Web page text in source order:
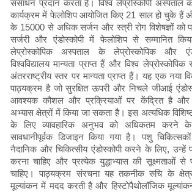
संसाधन प्रदान करता है। विश्व लेप्रोस्कोपी अस्पताल
कार्यक्रम में फेलोशिप आयोजित किए 21 साल हो चुके
के 15000 से अधिक सर्जन और स्त्री रोग विशेषज्ञों को
सर्जरी और एंडोस्कोपी में फेलोशिप से सम्मानित
लेप्रोस्कोपिक अस्पताल के लेप्रोस्कोपिक और
विश्वविद्यालय मान्यता प्राप्त हैं और विश्व लेप्रोस्कोपिक
अंतरराष्ट्रीय स्तर पर मान्यता प्राप्त हैं। यह एक नया
पाठ्यक्रम है जो सुरक्षित ऊपरी और निचले जीआई
आवश्यक कौशल और प्रक्रियाओं पर केंद्रित है और
अभ्यास क्षेत्रों में किया जा सकता है। इस अत्यधिक
के लिए व्यावहारिक अनुभव को अधिकतम करने
सावधानीपूर्वक डिजाइन किया गया है। पशु
नैदानिक ​​​​और चिकित्सीय एंडोस्कोपी करने के लिए, उन्हें
करना चाहिए और प्रत्येक युद्धाभ्यास की सूक्ष्मताओं से
चाहिए। पाठ्यक्रम संरचना यह तकनीक रुचि के
मूल्यांकन में मदद करती है और हिस्टोपैथोलॉजिक